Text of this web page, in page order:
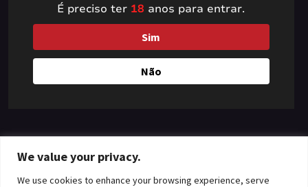
We value your privacy.
We use cookies to enhance your browsing experience, serve
something amazing
— check back soon!
É preciso ter 18 anos para entrar.
Sim
Não